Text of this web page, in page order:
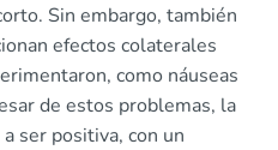
Sin embargo, también
efectos colaterales
como náuseas
de estos problemas, la
ser positiva, con un